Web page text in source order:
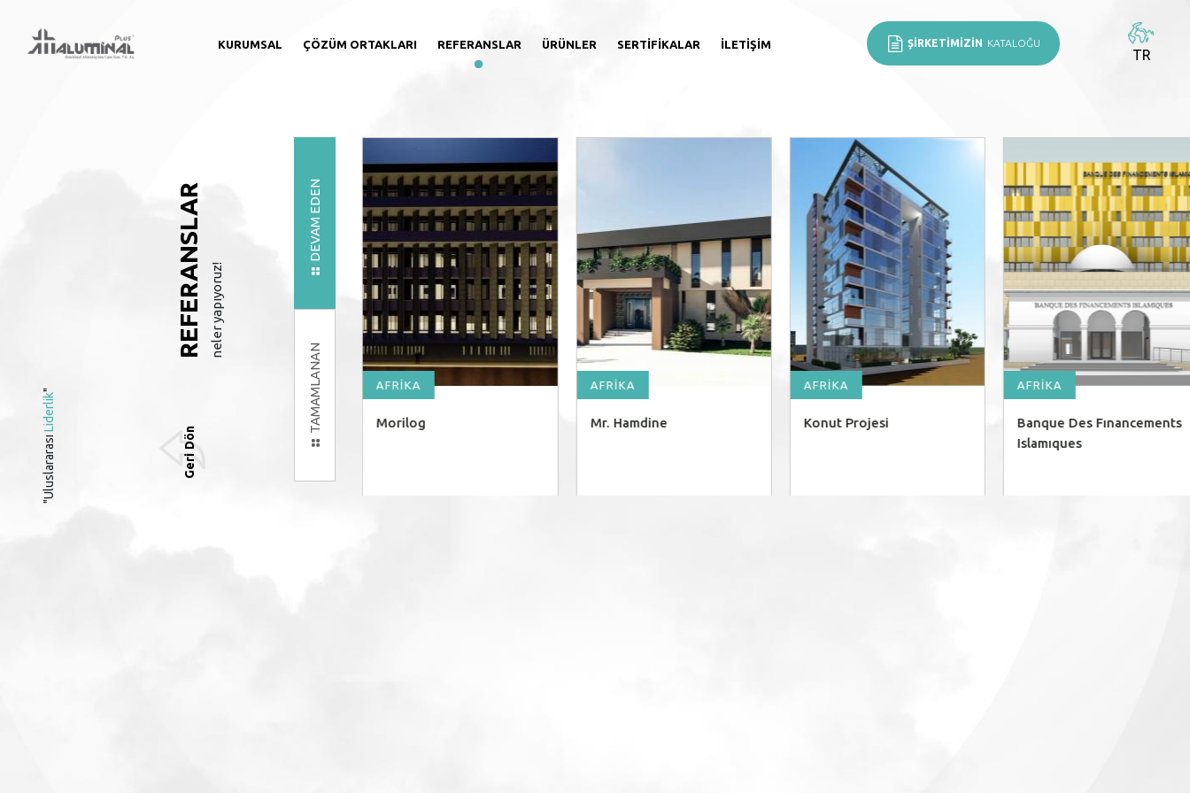
KURUMSAL ÇÖZÜM ORTAKLARI REFERANSLAR ÜRÜNLER SERTIFIKALAR İLETIŞIM ŞİRKETİMİZİN KATALOĞU
TR
"Uluslararası
Liderlik
"
REFERANSLARneler yapıyoruz!
Geri Dön
DEVAM EDEN
TAMAMLANAN
Denipol Hastanesi
AFRİKA
Morilog
AFRİKA
Mr. Hamdine
AFRİKA
Konut Projesi
AFRİKA
Banque Des Fınancements
Islamıques